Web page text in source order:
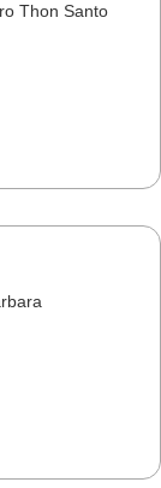
Thon Santo